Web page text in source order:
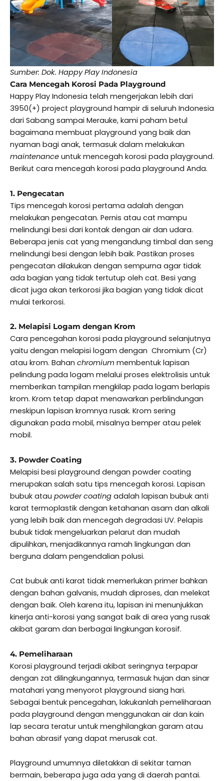
Sumber: Dok. Happy Play Indonesia
Cara Mencegah Korosi Pada Playground
Happy Play Indonesia telah mengerjakan lebih dari
3950(+) project playground hampir di seluruh Indonesia
dari Sabang sampai Merauke, kami paham betul
bagaimana membuat playground yang baik dan
nyaman bagi anak, termasuk dalam melakukan
maintenance untuk mencegah korosi pada playground.
Berikut cara mencegah korosi pada playground Anda.
1. Pengecatan
Tips mencegah korosi pertama adalah dengan
melakukan pengecatan. Pernis atau cat mampu
melindungi besi dari kontak dengan air dan udara.
Beberapa jenis cat yang mengandung timbal dan seng
melindungi besi dengan lebih baik. Pastikan proses
pengecatan dilakukan dengan sempurna agar tidak
ada bagian yang tidak tertutup oleh cat. Besi yang
dicat juga akan terkorosi jika bagian yang tidak dicat
mulai terkorosi.
2. Melapisi Logam dengan Krom
Cara pencegahan korosi pada playground selanjutnya
yaitu dengan melapisi logam dengan Chromium (Cr)
atau krom. Bahan chromium membentuk lapisan
pelindung pada logam melalui proses elektrolisis untuk
memberikan tampilan mengkilap pada logam berlapis
krom. Krom tetap dapat menawarkan perblindungan
meskipun lapisan kromnya rusak. Krom sering
digunakan pada mobil, misalnya bemper atau pelek
mobil.
3. Powder Coating
Melapisi besi playground dengan powder coating
merupakan salah satu tips mencegah korosi. Lapisan
bubuk atau powder coating adalah lapisan bubuk anti
karat termoplastik dengan ketahanan asam dan alkali
yang lebih baik dan mencegah degradasi UV. Pelapis
bubuk tidak mengeluarkan pelarut dan mudah
dipulihkan, menjadikannya ramah lingkungan dan
berguna dalam pengendalian polusi.
Cat bubuk anti karat tidak memerlukan primer bahkan
dengan bahan galvanis, mudah diproses, dan melekat
dengan baik. Oleh karena itu, lapisan ini menunjukkan
kinerja anti-korosi yang sangat baik di area yang rusak
akibat garam dan berbagai lingkungan korosif.
4. Pemeliharaan
Korosi playground terjadi akibat seringnya terpapar
dengan zat dilingkungannya, termasuk hujan dan sinar
matahari yang menyorot playground siang hari.
Sebagai bentuk pencegahan, lakukanlah pemeliharaan
pada playground dengan menggunakan air dan kain
lap secara teratur untuk menghilangkan garam atau
bahan abrasif yang dapat merusak cat.
Playground umumnya diletakkan di sekitar taman
bermain, beberapa juga ada yang di daerah pantai.